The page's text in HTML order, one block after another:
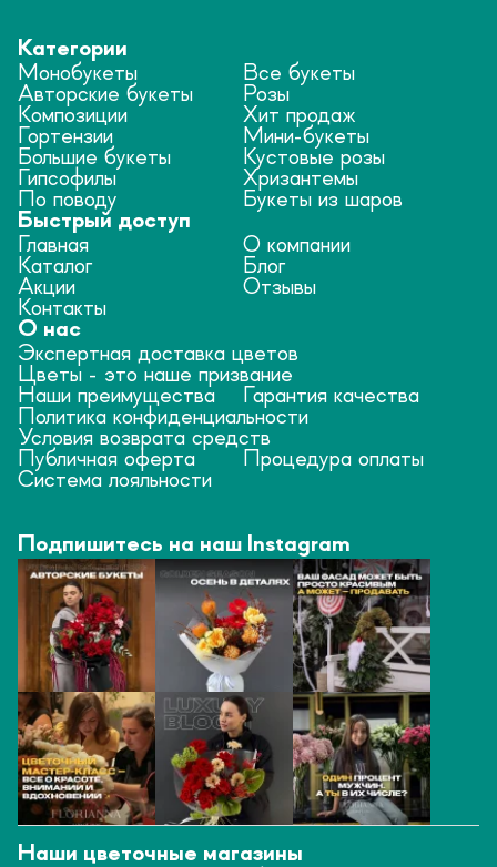
Категории
Монобукеты
Все букеты
Авторские букеты
Розы
Композиции
Хит продаж
Гортензии
Мини-букеты
Большие букеты
Кустовые розы
Гипсофилы
Хризантемы
По поводу
Букеты из шаров
Быстрый доступ
Главная
О компании
Каталог
Блог
Акции
Отзывы
Контакты
О нас
Экспертная доставка цветов
Цветы - это наше призвание
Наши преимущества
Гарантия качества
Политика конфиденциальности
Условия возврата средств
Публичная оферта
Процедура оплаты
Система лояльности
Подпишитесь на наш Instagram
Наши цветочные магазины